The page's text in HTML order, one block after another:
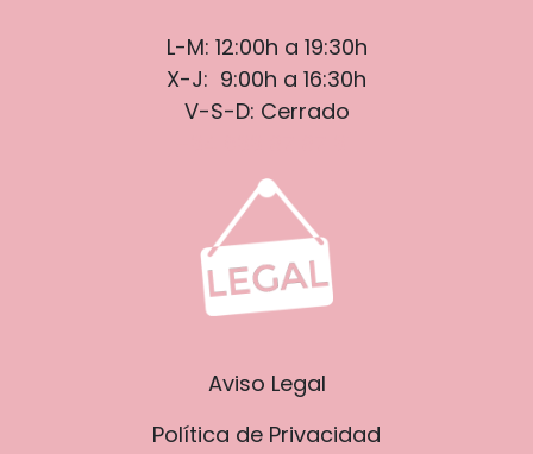
L-M: 12:00h a 19:30h
X-J: 9:00h a 16:30h
V-S-D: Cerrado
Aviso Legal
Política de Privacidad